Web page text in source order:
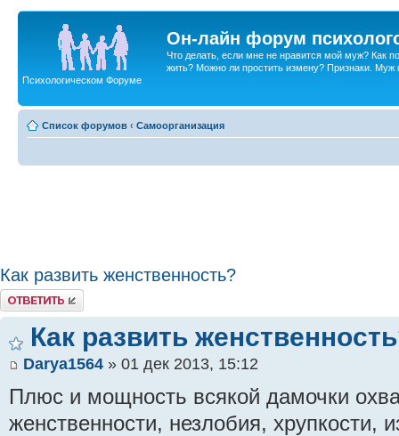
Он-лайн форум
Что делать, если мне не нравится мой муж? Как
жить? Можно ли простить измену? Признаки. Муж
Психологическом Форуме
Список форумов ‹ Самоорганизация
Как развить женственность?
Ответить
Как развить
Darya1564 » 01 дек 2013, 15:12
Плюс и мощность всякой дамочки
женственности, незлобия, хрупкости,